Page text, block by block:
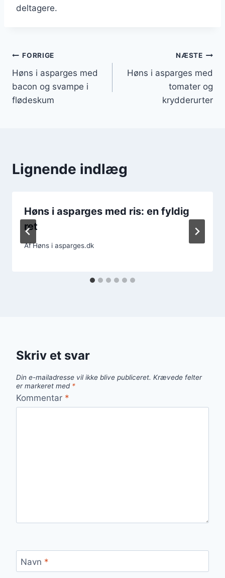
deltagere.
Indlægsnavigation
FORRIGE
Høns i asparges med
bacon og svampe i
flødeskum
NÆSTE
Høns i asparges med
tomater og
krydderurter
Lignende indlæg
Høns i asparges med ris: en fyldig
ret
AfHøns i asparges.dk
Skriv et svar
Din e-mailadresse vil ikke blive publiceret. Krævede felter
er markeret med *
Kommentar *
Navn *